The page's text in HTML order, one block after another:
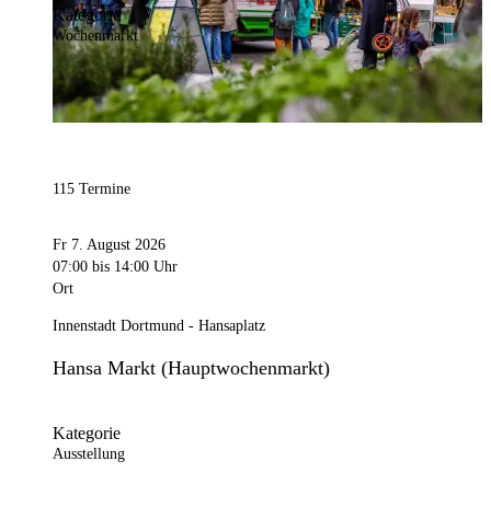
Kategorie
Wochenmarkt
115 Termine
Fr 7. August 2026
07:00 bis 14:00 Uhr
Ort
Innenstadt Dortmund - Hansaplatz
Hansa Markt (Hauptwochenmarkt)
Kategorie
Ausstellung